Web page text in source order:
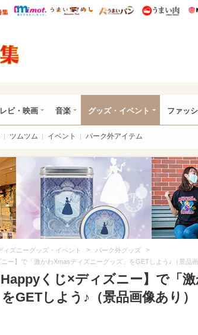
ウレぴあ総研 ディズニー特集
mimot. うまいめし うまいパン う
ビ・映画 音楽 グッズ・イベント ファッ
ツムツム イベント パーク外アイテム
ィズニーグッズ・イベント > パーク外グッズ >
ー】で「激かわXmasディズニーグッズ」をGETしよう♪（景品画
くじ×ディズニー】で「
GETしよう♪（景品画像あり